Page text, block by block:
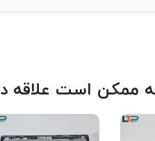
ممکن است علاقه